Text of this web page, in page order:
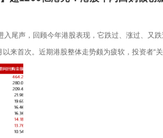
入尾声，回顾今年港股表现，它跌过、涨过、又
以来首次。近期港股整体走势颇为疲软，投资者“
一提的是，港股上市公司的回购潮却再次“步入加
创历史新高今年以来港股市场共有近210家公司